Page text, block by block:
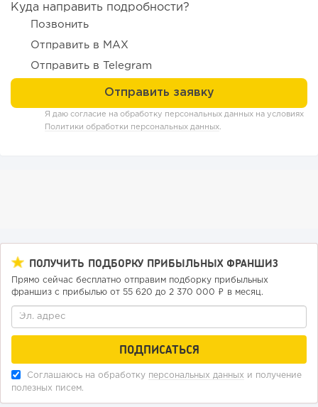
Отзыв SSL-сертификатов у банков: как это влияет на
154 11 2
«Прибыль 20 млн в год, а я ездил на метро»: куда в
интернет-магазине...
Куда направить подробности?
Позвонить
Отправить в MAX
Отправить в Telegram
Я даю согласие на обработку персональных данных на условиях
Политики обработки персональных данных
ПОЛУЧИТЬ ПОДБОРКУ ПРИБЫЛЬНЫХ ФРАНШИЗ
Прямо сейчас бесплатно отправим подборку прибыльных
франшиз с прибылью от 55 620 до 2 370 000 ₽ в месяц.
Соглашаюсь на обработку персональных данных и получение
полезных писем.